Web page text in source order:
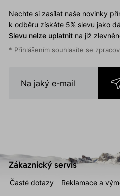
Nechte si zasílat naše novinky
k odběru získáte 5% slevu jako
Slevu nelze uplatnitna již
* Přihlášením souhlasíte se
Zákaznický servis
Časté dotazy Reklamace a